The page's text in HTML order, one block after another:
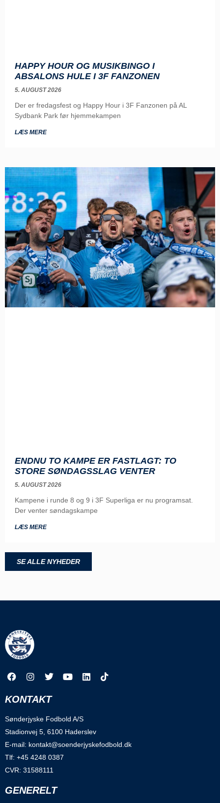
HAPPY HOUR OG MUSIKBINGO I
ABSALONS HULE I 3F FANZONEN
5. AUGUST 2026
Der er fredagsfest og Happy Hour i 3F Fanzonen på AL
Sydbank Park før hjemmekampen
LÆS MERE
ENDNU TO KAMPE ER FASTLAGT: TO
STORE SØNDAGSSLAG VENTER
5. AUGUST 2026
Kampene i runde 8 og 9 i 3F Superliga er nu programsat.
Der venter søndagskampe
LÆS MERE
SE ALLE NYHEDER
KONTAKT
Sønderjyske Fodbold A/S
Stadionvej 5, 6100 Haderslev
E-mail: kontakt@soenderjyskefodbold.dk
Tlf: +45 4248 0387
CVR: 31588111
GENERELT